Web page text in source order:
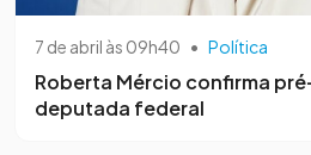
7 de abril às 09h40 • Política
Roberta Mércio confirma
deputada federal